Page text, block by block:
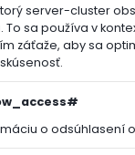
server-cluster
To sa používa v
záťaže, aby sa
o odsúhlasení